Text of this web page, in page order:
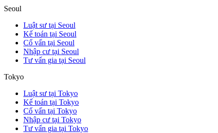
Seoul
Luật sư tại Seoul
Kế toán tại Seoul
Cố vấn tại Seoul
Nhập cư tại Seoul
Tư vấn gia tại Seoul
Tokyo
Luật sư tại Tokyo
Kế toán tại Tokyo
Cố vấn tại Tokyo
Nhập cư tại Tokyo
Tư vấn gia tại Tokyo